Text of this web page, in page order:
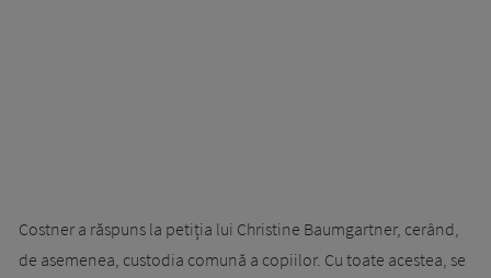
Costner a răspuns la petiția lui Christine Baumgartner, cerând,
de asemenea, custodia comună a copiilor. Cu toate acestea, se